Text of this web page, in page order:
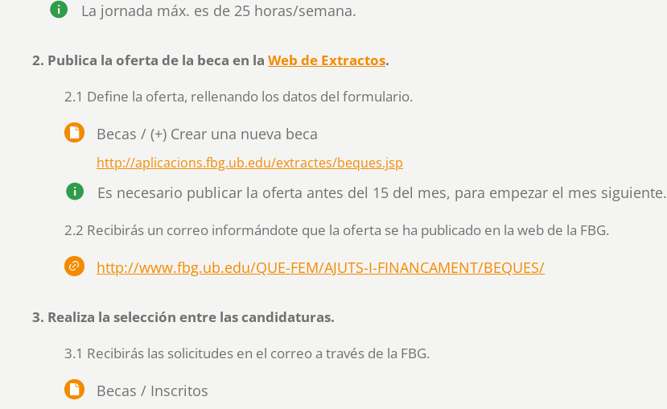
La jornada máx. es de 25 horas/semana.
2. Publica la oferta de la beca en la Web de Extractos.
2.1 Define la oferta, rellenando los datos del formulario.
Becas / (+) Crear una nueva beca
http://aplicacions.fbg.ub.edu/extractes/beques.jsp
Es necesario publicar la oferta antes del 15 del mes, para empezar el mes siguiente.
2.2 Recibirás un correo informándote que la oferta se ha publicado en la web de la FBG. ​
http://www.fbg.ub.edu/QUE-FEM/AJUTS-I-FINANCAMENT/BEQUES/
3. Realiza la selección entre las candidaturas.
3.1 Recibirás las solicitudes en el correo a través de la FBG. ​
Becas / Inscritos